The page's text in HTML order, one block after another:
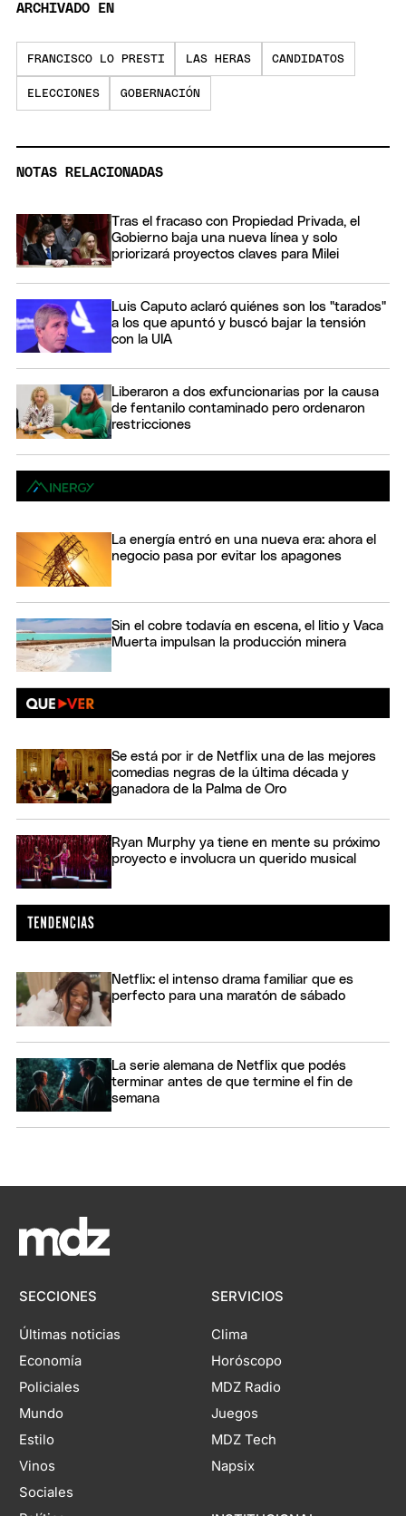
ARCHIVADO EN
FRANCISCO LO PRESTI LAS HERAS CANDIDATOS
ELECCIONES GOBERNACIÓN
NOTAS RELACIONADAS
Tras el fracaso con Propiedad Privada, el
Gobierno baja una nueva línea y solo
priorizará proyectos claves para Milei
Luis Caputo aclaró quiénes son los "tarados"
a los que apuntó y buscó bajar la tensión
con la UIA
Liberaron a dos exfuncionarias por la causa
de fentanilo contaminado pero ordenaron
restricciones
La energía entró en una nueva era: ahora el
negocio pasa por evitar los apagones
Sin el cobre todavía en escena, el litio y Vaca
Muerta impulsan la producción minera
Se está por ir de Netflix una de las mejores
comedias negras de la última década y
ganadora de la Palma de Oro
Ryan Murphy ya tiene en mente su próximo
proyecto e involucra un querido musical
Netflix: el intenso drama familiar que es
perfecto para una maratón de sábado
La serie alemana de Netflix que podés
terminar antes de que termine el fin de
semana
SECCIONES
Últimas noticias
Economía
Policiales
Mundo
Estilo
Vinos
Sociales
SERVICIOS
Clima
Horóscopo
MDZ Radio
Juegos
MDZ Tech
Napsix